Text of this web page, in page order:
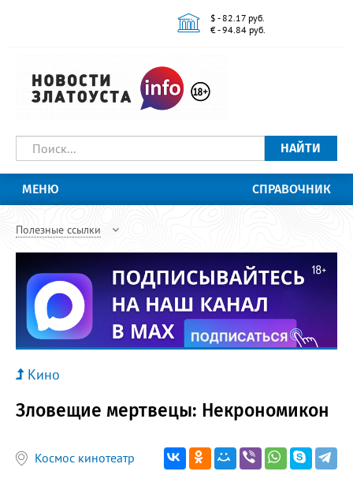
$ - 82.17 руб.
€ - 94.84 руб.
НАЙТИ
МЕНЮ СПРАВОЧНИК
Полезные ссылки
Кино
Зловещие мертвецы: Некрономикон
Космос кинотеатр